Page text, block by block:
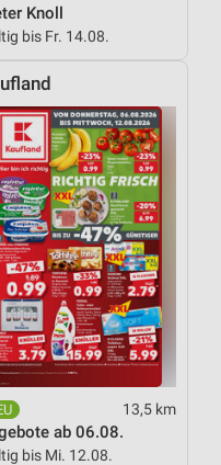
Knoll
bis Fr. 14.08.
13,5 km
ab 06.08.
bis Mi. 12.08.
oder
Angebote